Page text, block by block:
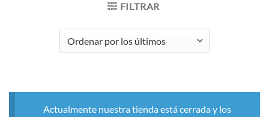
FILTRAR
Actualmente nuestra tienda está cerrada y los